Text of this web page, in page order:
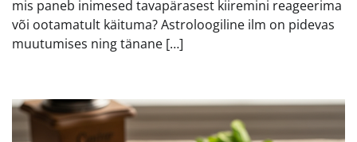
mis paneb inimesed tavapärasest kiiremini reageerima
või ootamatult käituma? Astroloogiline ilm on pidevas
muutumises ning tänane […]